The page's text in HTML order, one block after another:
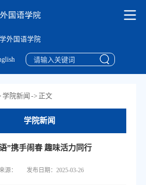
外国语学院
学院新闻 -> 正文
学院新闻
”携手闹春 趣味活力同行
源： 发布日期：2025-03-26